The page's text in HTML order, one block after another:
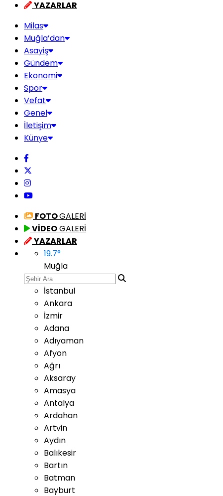
YAZARLAR
Milas
Muğla’dan
Asayiş
Gündem
Ekonomi
Spor
Vefat
Genel
İletişim
Künye
FOTOGALERİ
VİDEOGALERİ
YAZARLAR
19.7°
Muğla
İstanbul
Ankara
İzmir
Adana
Adıyaman
Afyon
Ağrı
Aksaray
Amasya
Antalya
Ardahan
Artvin
Aydın
Balıkesir
Bartın
Batman
Bayburt